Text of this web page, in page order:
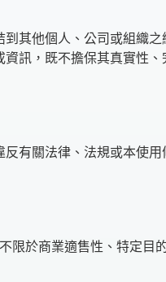
其他個人、公司或組織
訊，既不擔保其真實性
有關法律、法規或本使
於商業適售性、特定目